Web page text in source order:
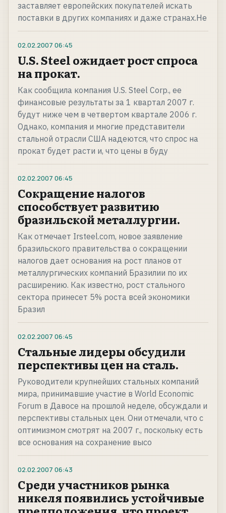
заставляет европейских покупателей искать
поставки в других компаниях и даже странах.Не
02.02.2007 06:45
U.S. Steel ожидает рост спроса
на прокат.
Как сообщила компания U.S. Steel Corp., ее
финансовые результаты за 1 квартал 2007 г.
будут ниже чем в четвертом квартале 2006 г.
Однако, компания и многие представители
стальной отрасли США надеются, что спрос на
прокат будет расти и, что цены в буду
02.02.2007 06:45
Сокращение налогов
способствует развитию
бразильской металлургии.
Как отмечает Irsteel.com, новое заявление
бразильского правительства о сокращении
налогов дает основания на рост планов от
металлургических компаний Бразилии по их
расширению. Как известно, рост стального
сектора принесет 5% роста всей экономики
Бразил
02.02.2007 06:45
Стальные лидеры обсудили
перспективы цен на сталь.
Руководители крупнейших стальных компаний
мира, принимавшие участие в World Economic
Forum в Давосе на прошлой неделе, обсуждали и
перспективы стальных цен. Они отмечали, что с
оптимизмом смотрят на 2007 г., поскольку есть
все основания на сохранение высо
02.02.2007 06:43
Среди участников рынка
никеля появились устойчивые